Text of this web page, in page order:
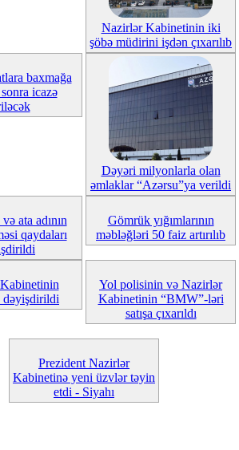
Nazirlər Kabinetinin iki
şöbə müdirini işdən çıxarılıb
baxmağa
icazə
Dəyəri milyonlarla olan
əmlaklar “Azərsu”ya verildi
ata adının
qaydaları
Gömrük yığımlarının
məbləğləri 50 faiz artırılıb
dəyişdirildi
Yol polisinin və Nazirlər
Kabinetinin “BMW”-ləri
satışa çıxarıldı
Prezident Nazirlər
Kabinetinə yeni üzvlər təyin
etdi - Siyahı